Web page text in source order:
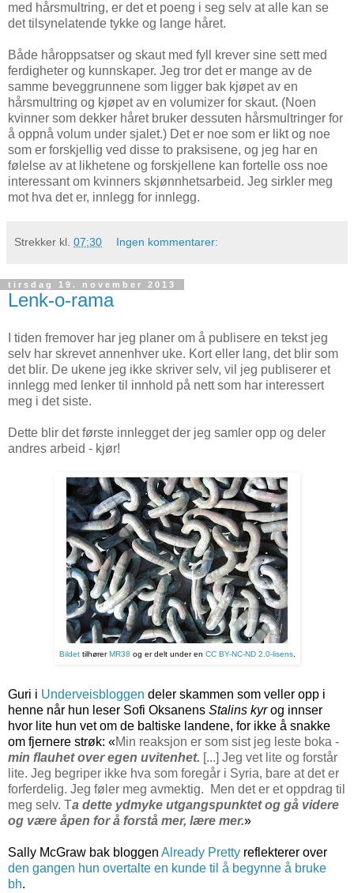
med hårsmultring, er det et poeng i seg selv at alle kan se
det tilsynelatende tykke og lange håret.
Både håroppsatser og skaut med fyll krever sine sett med
ferdigheter og kunnskaper. Jeg tror det er mange av de
samme beveggrunnene som ligger bak kjøpet av en
hårsmultring og kjøpet av en volumizer for skaut. (Noen
kvinner som dekker håret bruker dessuten hårsmultringer for
å oppnå volum under sjalet.) Det er noe som er likt og noe
som er forskjellig ved disse to praksisene, og jeg har en
følelse av at likhetene og forskjellene kan fortelle oss noe
interessant om kvinners skjønnhetsarbeid. Jeg sirkler meg
mot hva det er, innlegg for innlegg.
Strekker kl. 07:30 Ingen kommentarer:
tirsdag 19. november 2013
Lenk-o-rama
I tiden fremover har jeg planer om å publisere en tekst jeg
selv har skrevet annenhver uke. Kort eller lang, det blir som
det blir. De ukene jeg ikke skriver selv, vil jeg publiserer et
innlegg med lenker til innhold på nett som har interessert
meg i det siste.
Dette blir det første innlegget der jeg samler opp og deler
andres arbeid - kjør!
BildettilhørerMR38 og er delt under en CC BY-NC-ND 2.0-lisens.
Guri i Underveisbloggen deler skammen som veller opp i
henne når hun leser Sofi Oksanens Stalins kyrog innser
hvor lite hun vet om de baltiske landene, for ikke å snakke
om fjernere strøk: «Min reaksjon er som sist jeg leste boka -
min flauhet over egen uvitenhet. [...] Jeg vet lite og forstår
lite. Jeg begriper ikke hva som foregår i Syria, bare at det er
forferdelig. Jeg føler meg avmektig. Men det er et oppdrag til
meg selv. Ta dette ydmyke utgangspunktet og gå videre
og være åpen for å forstå mer, lære mer.»
Sally McGraw bak bloggen Already Pretty reflekterer over
den gangen hun overtalte en kunde til å begynne å bruke
bh.